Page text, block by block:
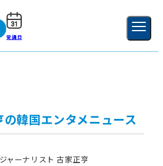
受講日 新規登録
の韓国エンタメニュース
ャーナリスト 古家正亨